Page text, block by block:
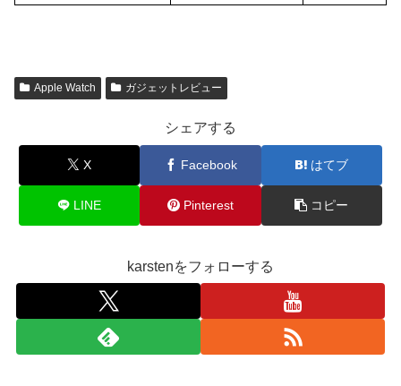
Apple Watch ガジェットレビュー
シェアする
X Facebook はてブ
LINE Pinterest コピー
karstenをフォローする